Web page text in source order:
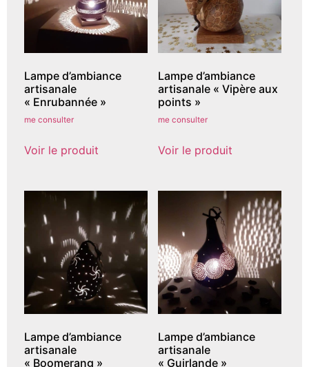
Lampe d’ambiance
artisanale
« Enrubannée »
me consulter
Voir le produit
Lampe d’ambiance
artisanale « Vipère aux
points »
me consulter
Voir le produit
Lampe d’ambiance
artisanale
« Boomerang »
Lampe d’ambiance
artisanale
« Guirlande »